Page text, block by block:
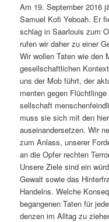
Am 19. Sep­tem­ber 2016
Samuel Kofi Yeboah. Er
schlag in Saar­louis zum
rufen wir daher zu ein­er
Wir wollen Tat­en wie den
gesellschaftlichen
uns der Mob führt, der
menten gegen
sellschaft
muss sie sich mit den
auseinan­der­set­zen. Wir
zum Anlass, unser­er
an die Opfer recht­en
Unsere Ziele sind ein
Gewalt sowie das
Han­delns. Welche
began­genen Tat­en für
den­zen im All­t­ag zu